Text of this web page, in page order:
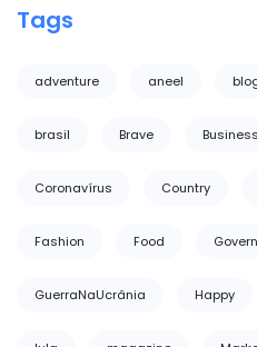
Tags
adventure aneel
brasil Brave Business
Coronavírus Country
Fashion Food
GuerraNaUcrânia Happy